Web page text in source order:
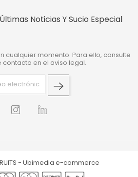
Noticias Y Sucio Especial
cualquier momento. Para ello, consulte
en el aviso legal.
- Ubimedia e-commerce